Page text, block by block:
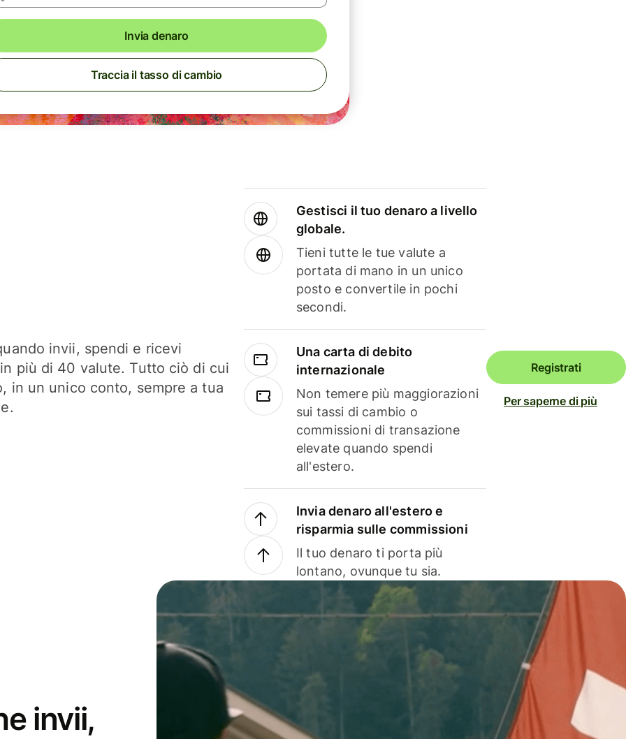
Invia denaro
Traccia il tasso di cambio
invii, spendi e ricevi
più di 40 valute. Tutto ciò di cui
in un unico conto, sempre a tua
Gestisci il tuo denaro a livello
globale.
Tieni tutte le tue valute a
portata di mano in un unico
posto e convertile in pochi
secondi.
Una carta di debito
internazionale
Non temere più maggiorazioni
sui tassi di cambio o
commissioni di transazione
elevate quando spendi
all'estero.
Invia denaro all'estero e
risparmia sulle commissioni
Il tuo denaro ti porta più
lontano, ovunque tu sia.
Registrati
Per saperne di più
invii,